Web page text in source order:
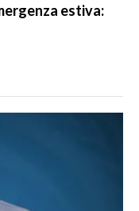
estiva: